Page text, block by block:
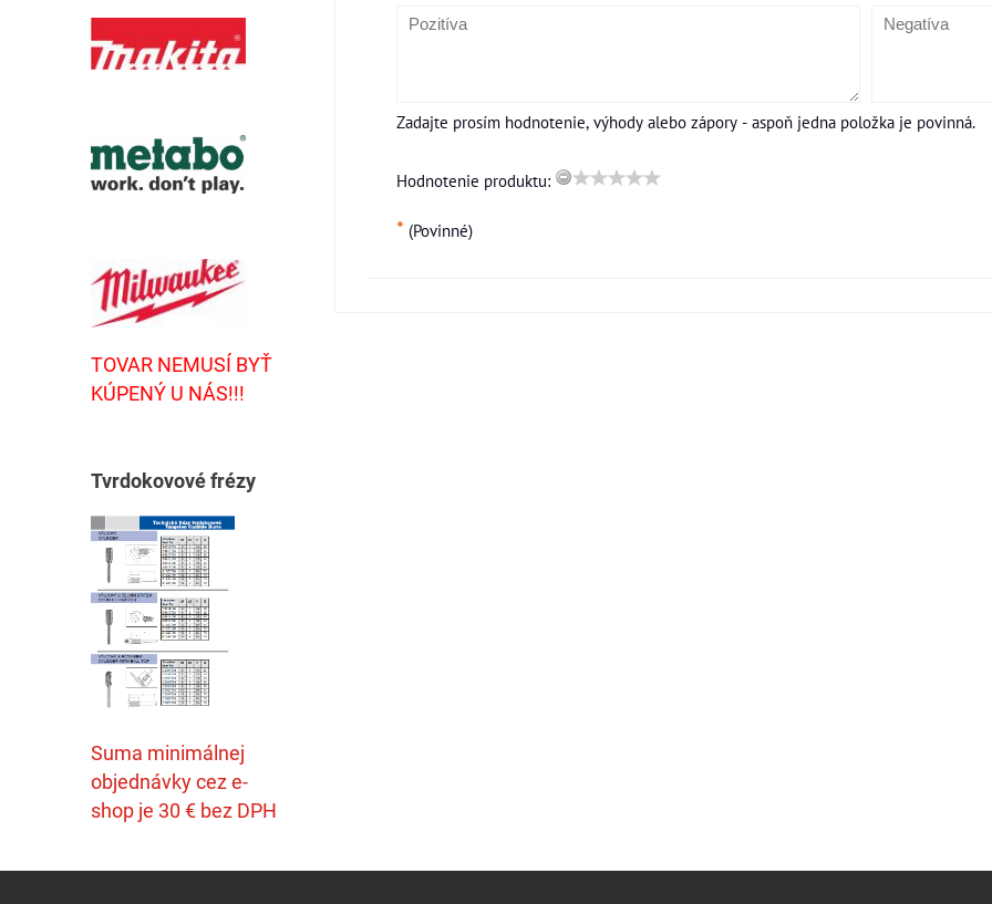
Zadajte prosím hodnotenie, výhody alebo zápory - aspoň jedna položka je povinná.
Hodnotenie produktu:
* (Povinné)
TOVAR NEMUSÍ BYŤ
KÚPENÝ U NÁS!!!
Tvrdokovové frézy
Suma minimálnej
objednávky cez e-
shop je 30 € bez DPH